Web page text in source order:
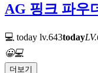
AG 핑크 파우
💻 today lv.643today
😀💻
더보기